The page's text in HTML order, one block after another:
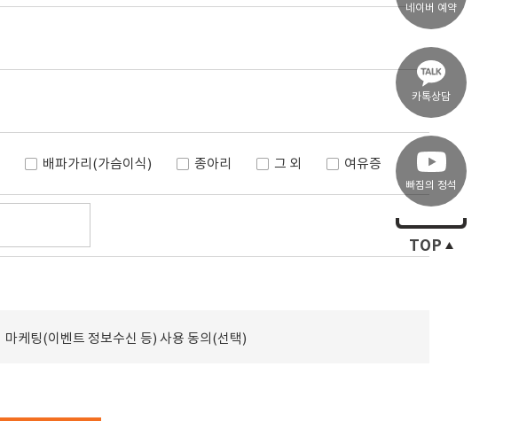
배파가리(가슴이식) 종아리 그 외 여유증
마케팅(이벤트 정보수신 등) 사용 동의(선택)
네이버 예약
카톡상담
빠짐의 정석
TOP